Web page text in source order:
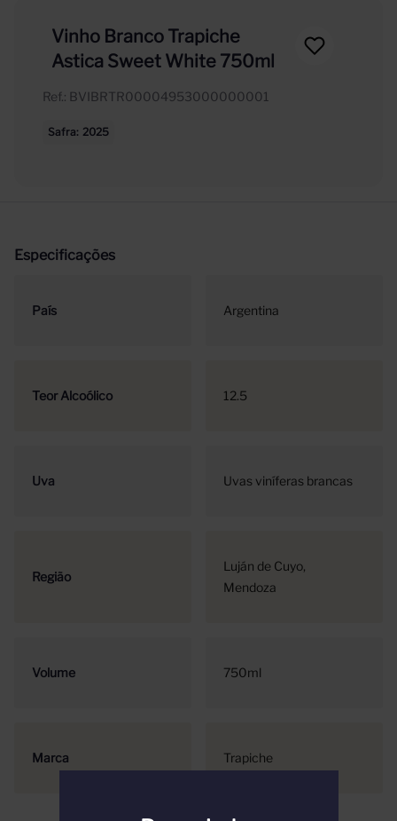
Vinho Branco Trapiche
Astica Sweet White 750ml
Ref. : BVIBRTR00004953000000001
Safra 2025
Especificações
País Argentina
Teor Alcoólico 12.5
Uva Uvas viníferas brancas
Região
Luján de Cuyo
Mendoza
Volume 750ml
Marca Trapiche